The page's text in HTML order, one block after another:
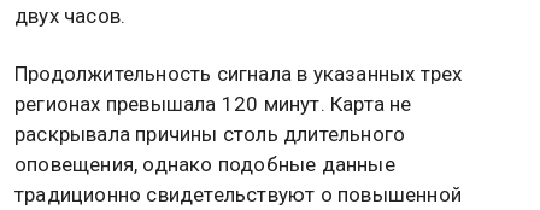
двух часов.
Продолжительность сигнала в указанных трех
регионах превышала 120 минут. Карта не
раскрывала причины столь длительного
оповещения, однако подобные данные
традиционно свидетельствуют о повышенной